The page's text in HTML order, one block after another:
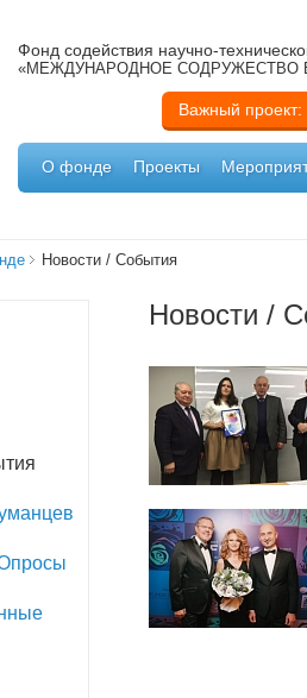
Фонд содействия научно-
«МЕЖДУНАРОДНОЕ СОДРУЖЕСТВО
Важный проект:
О фонде Проекты
Новости / События
Новости /